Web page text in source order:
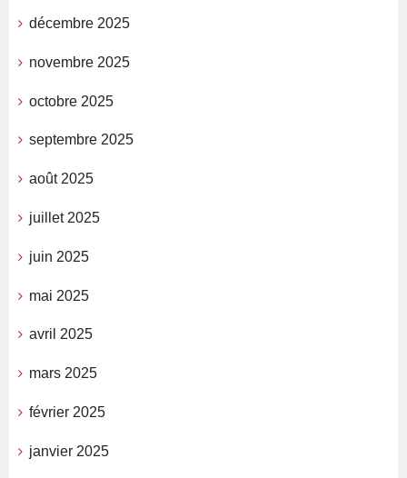
décembre 2025
novembre 2025
octobre 2025
septembre 2025
août 2025
juillet 2025
juin 2025
mai 2025
avril 2025
mars 2025
février 2025
janvier 2025